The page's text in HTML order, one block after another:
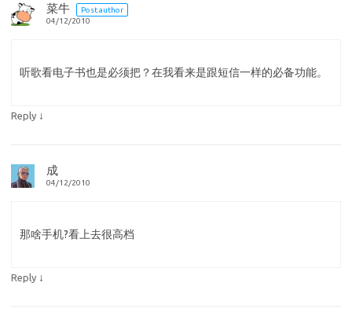
菜牛
Post author
04/12/2010
听歌看电子书也是必须把？在我看来是跟短信一样的必备功能。
Reply ↓
成
04/12/2010
那啥手机?看上去很高档
Reply ↓